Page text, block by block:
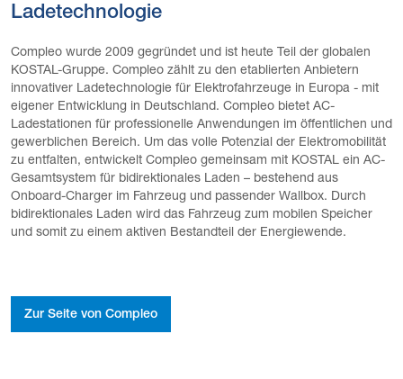
Ladetechnologie
Compleo wurde 2009 gegründet und ist heute Teil der globalen
KOSTAL-Gruppe. Compleo zählt zu den etablierten Anbietern
innovativer Ladetechnologie für Elektrofahrzeuge in Europa - mit
eigener Entwicklung in Deutschland. Compleo bietet AC-
Ladestationen für professionelle Anwendungen im öffentlichen und
gewerblichen Bereich. Um das volle Potenzial der Elektromobilität
zu entfalten, entwickelt Compleo gemeinsam mit KOSTAL ein AC-
Gesamtsystem für bidirektionales Laden – bestehend aus
Onboard-Charger im Fahrzeug und passender Wallbox. Durch
bidirektionales Laden wird das Fahrzeug zum mobilen Speicher
und somit zu einem aktiven Bestandteil der Energiewende.
Zur Seite von Compleo